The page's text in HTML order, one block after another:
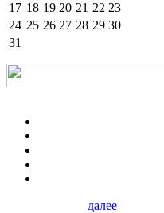
17 18 19 20 21 22 23
24 25 26 27 28 29 30
31
далее